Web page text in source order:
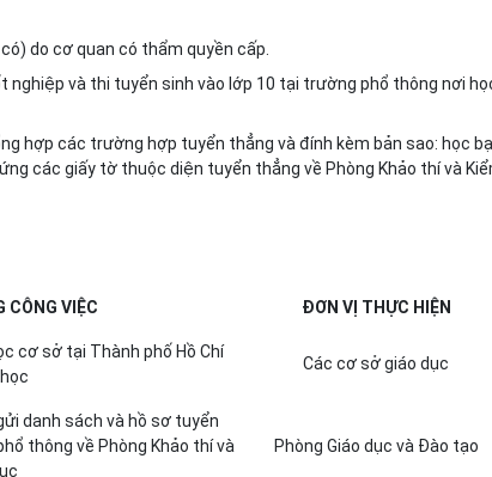
do cơ quan có thẩm quyền cấp.
và thi tuyển sinh vào l ớp 10 tại trường phổ thông nơi
hợp các trường hợp tuyển thẳng và đính kèm bản sao: học
các giấy tờ thuộc diện tuyển thẳng về Phòng Khảo thí và
CÔNG VIỆC ĐƠN VỊ THỰC HIỆN
cơ sở tại Thành phố Hồ Chí
Các cơ sở giáo dục
danh sách và hồ sơ tuyển
thông về Phòng Khảo thí và
Phòng Giáo dục và Đào tạo